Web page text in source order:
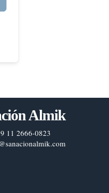
Almik
11 2666-0823